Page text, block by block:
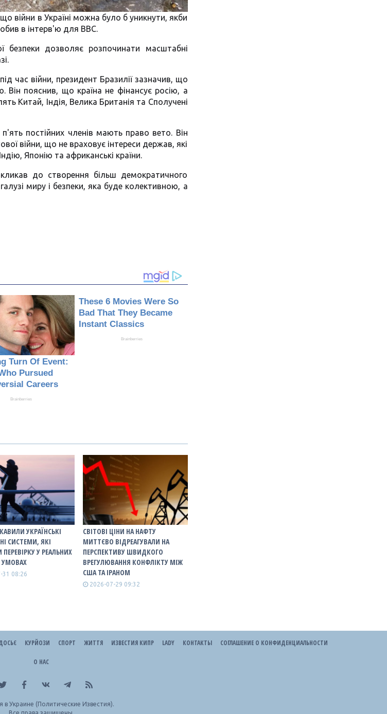
війни в Україні можна було б уникнути, якби
в інтерв'ю для BBC.
безпеки дозволяє розпочинати масштабні
час війни, президент Бразилії зазначив, що
Він пояснив, що країна не фінансує росію, а
Китай, Індія, Велика Британія та Сполучені
постійних членів мають право вето. Він
війни, що не враховує інтереси держав, які
Японію та африканські країни.
до створення більш демократичного
миру і безпеки, яка буде колективною, а
УКРАЇНСЬКІ
СИСТЕМИ, ЯКІ
У РЕАЛЬНИХ
08:26
СВІТОВІ ЦІНИ НА НАФТУ
МИТТЄВО ВІДРЕАГУВАЛИ НА
ПЕРСПЕКТИВУ ШВИДКОГО
ВРЕГУЛЮВАННЯ КОНФЛІКТУ МІЖ
США ТА ІРАНОМ
2026-07-29 09:32
КУРЙОЗИ СПОРТ ЖИТТЯ ИЗВЕСТИЯ КИПР LADY КОНТАКТЫ СОГЛАШЕНИЕ О КОНФИДЕНЦИАЛЬНОСТИ
О НАС
в Украине (Политические Известия).
Все права защищены.